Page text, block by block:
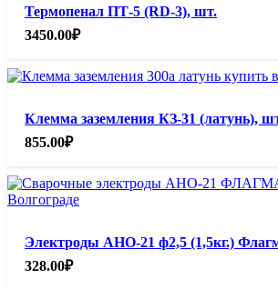
Термопенал ПТ-5 (RD-3), шт.
3450.00₽
Клемма заземления КЗ-31 (латунь),
855.00₽
Электроды АНО-21 ф2,5 (1,5кг.)
328.00₽